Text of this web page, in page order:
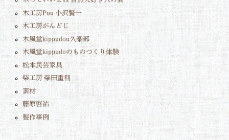
木工房Puu 小沢賢一
木工房がんどじ
木風堂kippudou久楽部
木風堂kippudoのものつくり体験
松本民芸家具
柴工房 柴田重利
素材
藤原啓祐
製作事例